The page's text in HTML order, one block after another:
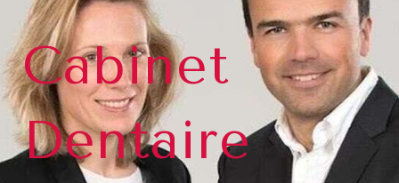
Cabinet
Dentaire